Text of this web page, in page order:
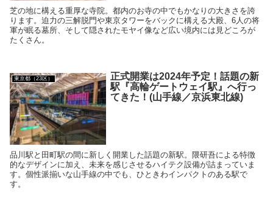
芝の地に構える重厚な寺院。都内のお寺の中でもかなりの大きさを誇
ります。迫力の三解脱門や東京タワーをバックに構える大殿、6人の将
軍が眠る墓所、そして隠されたモヤイ像など広い境内には見どころが
たくさん。
東京都（23区）
正式開業は2024年予定！話題の新
駅『高輪ゲートウェイ駅』へ行っ
てきた！(山手線／京浜東北線)
品川駅と田町駅の間に新しく開業した話題の新駅。隈研吾による特徴
的なデザインに加え、未来を感じさせるハイテク設備が詰まっていま
す。個性派揃いな山手線の中でも、ひときわインパクトのある駅で
す。